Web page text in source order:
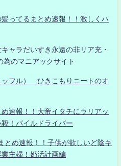
ってるまとめ速報！！激しくハ
ャラだいすき永遠の非リア充・
のマニアックサイト
ッフル） ひきこもりニートのオ
速報！！大帝イタチにラリアッ
！パイルドライバー
とめ速報！！子供が欲しいど陰キ
主婦！婚活計画編